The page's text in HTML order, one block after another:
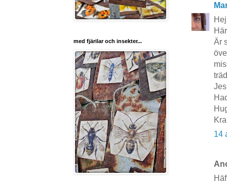
Är
14
med fjärilar och insekter...